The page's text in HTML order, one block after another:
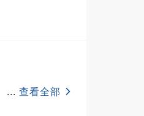
... 查看全部